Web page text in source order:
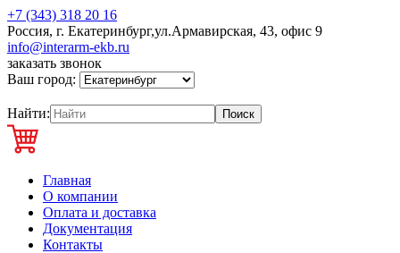
+7 (343) 318 20 16
Россия, г. Екатеринбург,ул.Армавирская, 43, офис 9
info@interarm-ekb.ru
заказать звонок
Ваш город:
Найти:
Главная
О компании
Оплата и доставка
Документация
Контакты